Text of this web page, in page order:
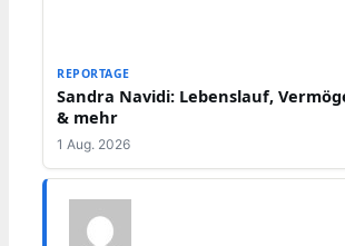
REPORTAGE
Sandra Navidi: Lebenslauf,
& mehr
1 Aug. 2026